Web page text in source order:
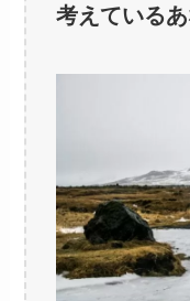
考えているあ